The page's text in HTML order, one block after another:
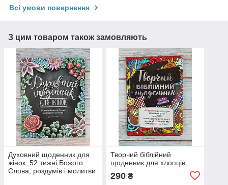
Всі умови повернення
З цим товаром також замовляють
Духовний щоденник для
жінок. 52 тижні Божого
Слова, роздумів і молитви
Творчий біблійний
щоденник для хлопців
290₴